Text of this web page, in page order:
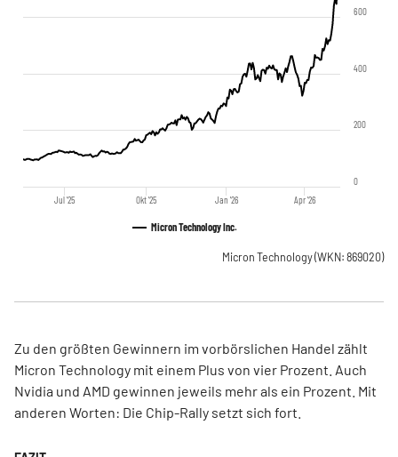
Micron Technology Inc.
Jul '25 Jan '26
Okt '25 Apr '26
0
200
400
600
Micron Technology(WKN: 869020)
Zu den größten Gewinnern im vorbörslichen Handel zählt
Micron Technology mit einem Plus von vier Prozent. Auch
Nvidia und AMD gewinnen jeweils mehr als ein Prozent. Mit
anderen Worten: Die Chip-Rally setzt sich fort.